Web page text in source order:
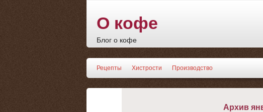
О кофе
Блог о кофе
Рецепты Хистрости Производство
Архив